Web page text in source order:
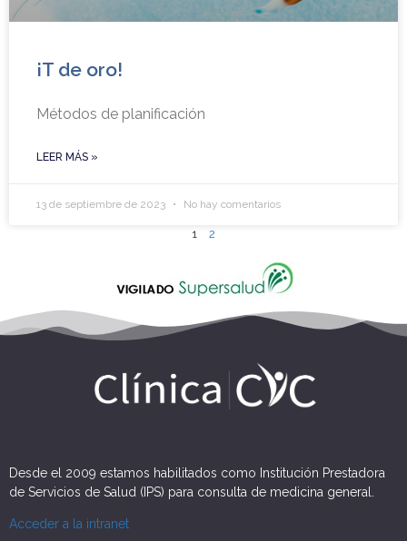
¡T de oro!
Métodos de planificación
LEER MÁS »
13 de septiembre de 2023 No hay comentarios
1 2
Desde el 2009 estamos habilitados como Institución Prestadora
de Servicios de Salud (IPS) para consulta de medicina general.
Acceder a la intranet